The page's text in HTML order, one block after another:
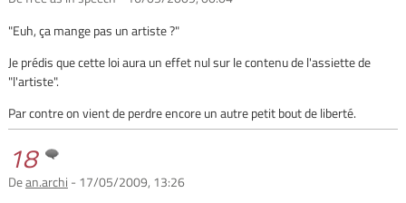
"Euh, ça mange pas un artiste ?"
Je prédis que cette loi aura un effet nul sur le contenu de l'assiette de
"l'artiste".
Par contre on vient de perdre encore un autre petit bout de liberté.
18
Dean.archi - 17/05/2009, 13:26